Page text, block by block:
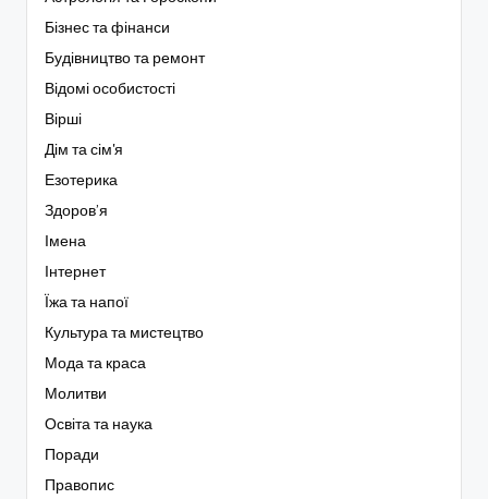
Бізнес та фінанси
Будівництво та ремонт
Відомі особистості
Вірші
Дім та сім'я
Езотерика
Здоров’я
Імена
Інтернет
Їжа та напої
Культура та мистецтво
Мода та краса
Молитви
Освіта та наука
Поради
Правопис